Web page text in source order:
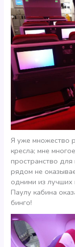
Я уже множество
кресла; мне
пространство
рядом не
одними из лучших
Паулу кабина
бинго!